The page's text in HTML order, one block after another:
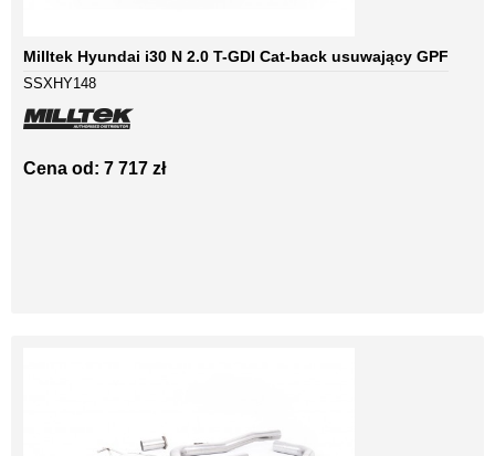
Milltek Hyundai i30 N 2.0 T-GDI Cat-back usuwający GPF
SSXHY148
Cena od: 7 717 zł